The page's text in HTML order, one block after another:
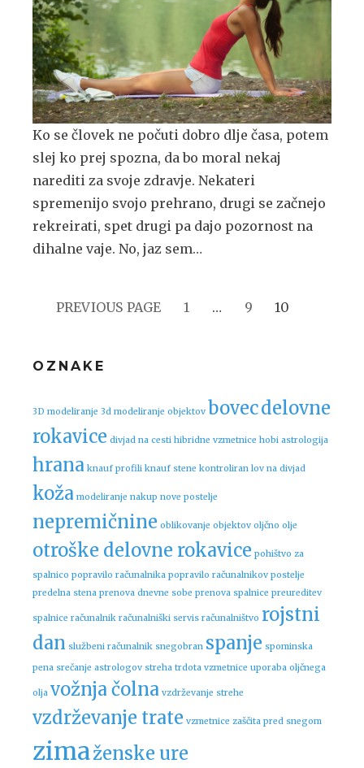
Ko se človek ne počuti dobro dlje časa, potem
slej ko prej spozna, da bo moral nekaj
narediti za svoje zdravje. Nekateri
spremenijo svojo prehrano, drugi se začnejo
rekreirati, spet drugi pa dajo pozornost na
dihalne vaje. No, jaz sem…
Številčenje
PREVIOUS PAGE PAGE
1 … PAGE
9 PAGE
10
OZNAKE
3D modeliranje 3d modeliranje objektov bovecdelovne
rokavice divjad na cesti hibridne vzmetnice hobi astrologija
hrana knauf profili knauf stene kontroliran lov na divjad
koža modeliranje nakup nove postelje
nepremičnine oblikovanje objektov oljčno olje
otroške delovne rokavice pohištvo za
spalnico popravilo računalnika popravilo računalnikov postelje
predelna stena prenova dnevne sobe prenova spalnice preureditev
spalnice računalnik računalniški servis računalništvo rojstni
dan službeni računalnik snegobran spanje spominska
pena srečanje astrologov streha trdota vzmetnice uporaba oljčnega
olja vožnja čolna vzdrževanje strehe
vzdrževanje trate vzmetnice zaščita pred snegom
zimaženske ure